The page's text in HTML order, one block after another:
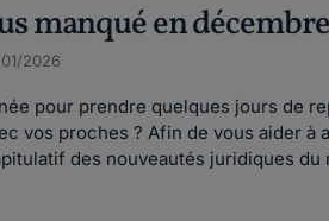
manqué en
2026
pour prendre quelques jours de
vos proches ? Afin de vous aider
des nouveautés juridiques du